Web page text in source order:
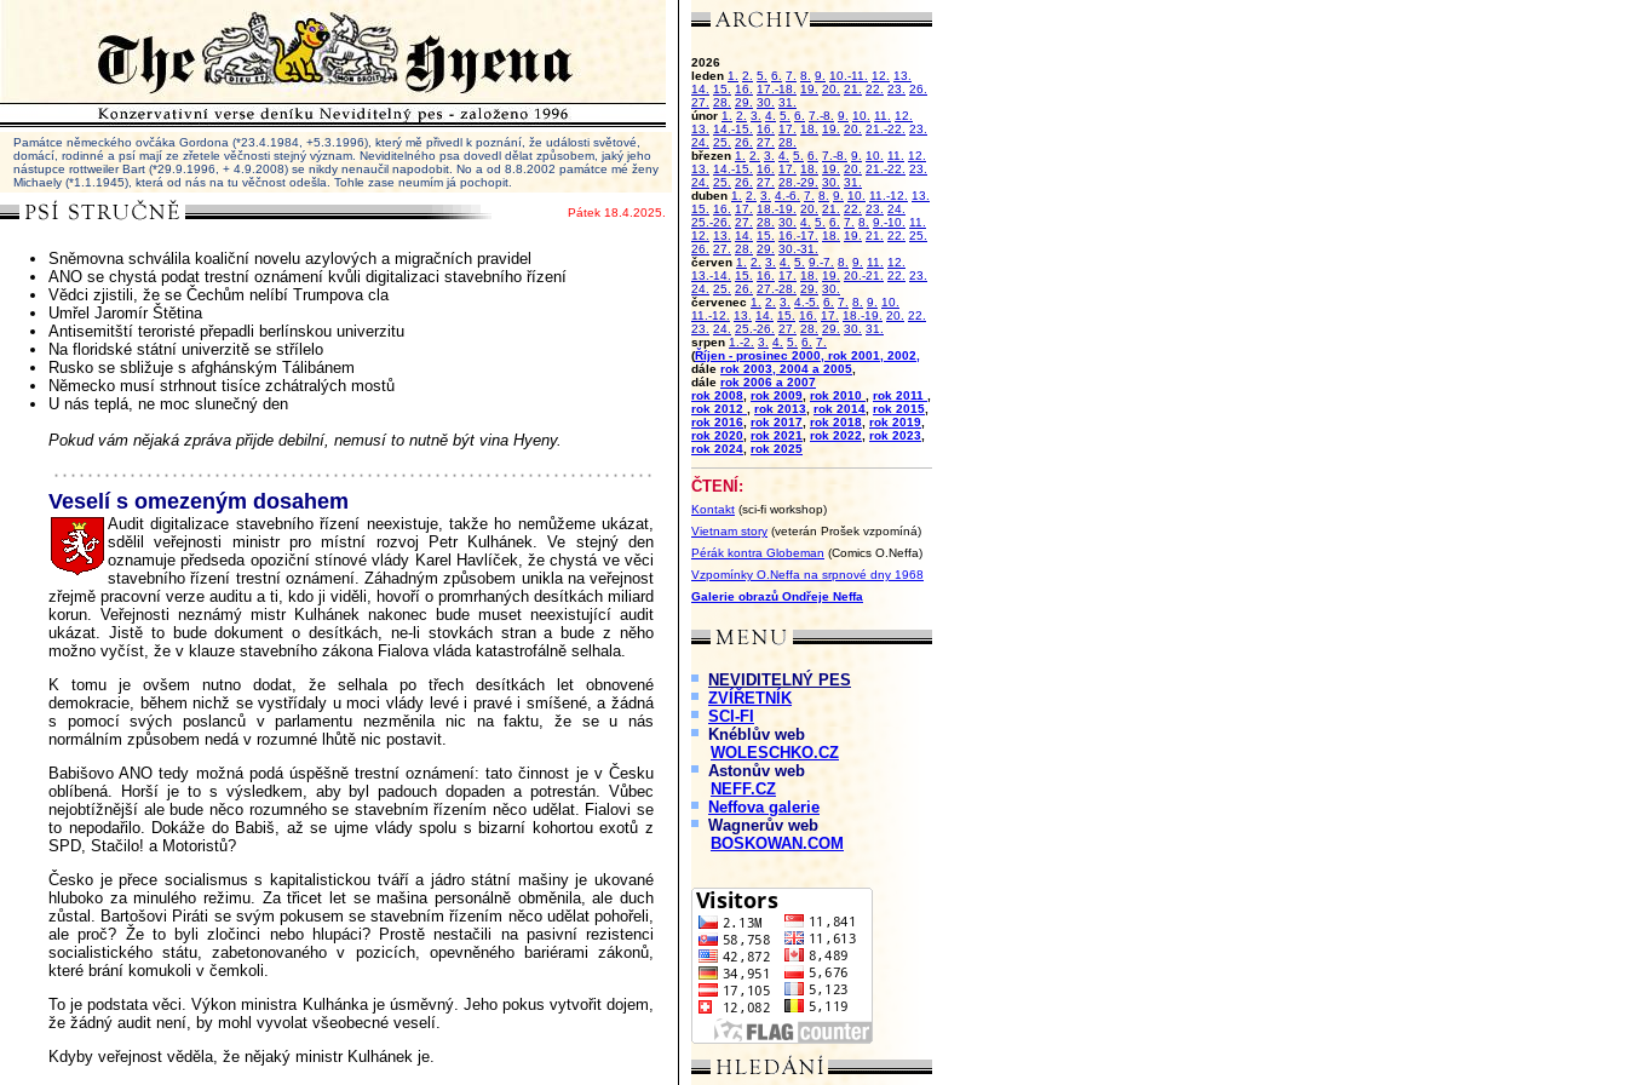
2026
leden 1. 2. 5. 6. 7. 8. 9. 10.-11. 12.
13.
14.
15. 16. 17.-18. 19. 20. 21. 22. 23.
26.
27.
28. 29. 30. 31.
únor 1. 2. 3. 4. 5. 6. 7.-8. 9. 10. 11.
12.
13.
14.-15. 16. 17. 18. 19. 20. 21.-22.
23.
24. 25. 26. 27.
28.
březen 1. 2. 3. 4. 5. 6. 7.-8. 9. 10. 11.
12.
13.
14.-15. 16. 17. 18. 19. 20. 21.-22.
23.
24. 25. 26. 27. 28.-29. 30. 31.
duben 1. 2. 3. 4.-6. 7. 8. 9. 10. 11.-12.
13.
15.
16. 17. 18.-19. 20. 21. 22. 23.
24.
25.-26.
27. 28. 30. 4. 5. 6. 7. 8. 9.-10.
11.
12.
13. 14. 15. 16.-17. 18. 19. 21. 22.
25.
26.
27. 28. 29.
30.-31.
červen 1. 2. 3. 4. 5. 9.-7. 8. 9. 11.
12.
13.-14.
15. 16. 17. 18. 19. 20.-21. 22.
23.
24. 25. 26. 27.-28. 29.
30.
červenec 1. 2. 3. 4.-5. 6. 7. 8. 9.
10.
11.-12.
13. 14. 15. 16. 17. 18.-19. 20. 22.
23.
24. 25.-26. 27. 28. 29. 30. 31.
srpen 1.-2. 3. 4. 5. 6. 7.
(Říjen - prosinec 2000, rok 2001, 2002,
dále rok 2003, 2004 a 2005
dále rok 2006 a 2007
rok 2008 rok 2009 rok 2010 rok 2011
rok 2012
rok 2013 rok 2014 rok 2015
rok 2016 rok 2017 rok 2018 rok 2019
rok 2020 rok 2021 rok 2022 rok 2023
rok 2024 rok 2025
ČTENÍ:
Kontakt (sci-fi workshop)
Vietnam story (veterán Prošek vzpomíná)
Pérák kontra Globeman (Comics O.Neffa)
Vzpomínky O.Neffa na srpnové dny 1968
Galerie obrazů Ondřeje Neffa
NEVIDITELNÝ PES
ZVÍŘETNÍK
SCI-FI
Knéblův web
WOLESCHKO.CZ
Astonův web
NEFF.CZ
Neffova galerie
Wagnerův web
BOSKOWAN.COM
Památce německého ovčáka Gordona (*23.4.1984, +5.3.1996), který mě přivedl k poznání, že události světové,
domácí, rodinné a psí mají ze zřetele věčnosti stejný význam. Neviditelného psa dovedl dělat způsobem, jaký jeho
nástupce rottweiler Bart (*29.9.1996, + 4.9.2008) se nikdy nenaučil napodobit. No a od 8.8.2002 památce mé ženy
Michaely (*1.1.1945), která od nás na tu věčnost odešla. Tohle zase neumím já pochopit.
Pátek 18.4.2025.
Sněmovna schválila koaliční novelu azylových a migračních pravidel
ANO se chystá podat trestní oznámení kvůli digitalizaci stavebního řízení
Vědci zjistili, že se Čechům nelíbí Trumpova cla
Umřel Jaromír Štětina
Antisemitští teroristé přepadli berlínskou univerzitu
Na floridské státní univerzitě se střílelo
Rusko se sbližuje s afghánským Tálibánem
Německo musí strhnout tisíce zchátralých mostů
U nás teplá, ne moc slunečný den
Pokud vám nějaká zpráva přijde debilní, nemusí to nutně být vina Hyeny.
Veselí s omezeným dosahem
Audit digitalizace stavebního řízení neexistuje, takže ho nemůžeme ukázat,
sdělil veřejnosti ministr pro místní rozvoj Petr Kulhánek. Ve stejný den
oznamuje předseda opoziční stínové vlády Karel Havlíček, že chystá ve věci
stavebního řízení trestní oznámení. Záhadným způsobem unikla na veřejnost
zřejmě pracovní verze auditu a ti, kdo ji viděli, hovoří o promrhaných desítkách miliard
korun. Veřejnosti neznámý mistr Kulhánek nakonec bude muset neexistující audit
ukázat. Jistě to bude dokument o desítkách, ne-li stovkách stran a bude z něho
možno vyčíst, že v klauze stavebního zákona Fialova vláda katastrofálně selhala.
K tomu je ovšem nutno dodat, že selhala po třech desítkách let obnovené
demokracie, během nichž se vystřídaly u moci vlády levé i pravé i smíšené, a žádná
s pomocí svých poslanců v parlamentu nezměnila nic na faktu, že se u nás
normálním způsobem nedá v rozumné lhůtě nic postavit.
Babišovo ANO tedy možná podá úspěšně trestní oznámení: tato činnost je v Česku
oblíbená. Horší je to s výsledkem, aby byl padouch dopaden a potrestán. Vůbec
nejobtížnější ale bude něco rozumného se stavebním řízením něco udělat. Fialovi se
to nepodařilo. Dokáže do Babiš, až se ujme vlády spolu s bizarní kohortou exotů z
SPD, Stačilo! a Motoristů?
Česko je přece socialismus s kapitalistickou tváří a jádro státní mašiny je ukované
hluboko za minulého režimu. Za třicet let se mašina personálně obměnila, ale duch
zůstal. Bartošovi Piráti se svým pokusem se stavebním řízením něco udělat pohořeli,
ale proč? Že to byli zločinci nebo hlupáci? Prostě nestačili na pasivní rezistenci
socialistického státu, zabetonovaného v pozicích, opevněného bariérami zákonů,
které brání komukoli v čemkoli.
To je podstata věci. Výkon ministra Kulhánka je úsměvný. Jeho pokus vytvořit dojem,
že žádný audit není, by mohl vyvolat všeobecné veselí.
Kdyby veřejnost věděla, že nějaký ministr Kulhánek je.